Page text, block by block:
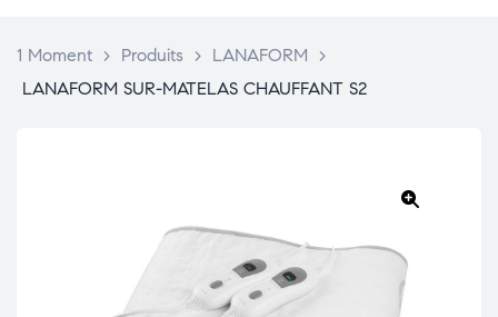
1 Moment > Produits > LANAFORM
>
LANAFORM SUR-MATELAS CHAUFFANT S2